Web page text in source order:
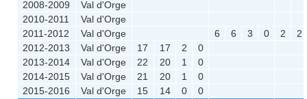
2008-2009
Val d'Orge
2010-2011
Val d'Orge
2011-2012
Val d'Orge 6 6 3 0 2
2
2012-2013
Val d'Orge 17 17 2
0
2013-2014
Val d'Orge 22 20 1
0
2014-2015
Val d'Orge 21 20 1
0
2015-2016
Val d'Orge 15 14 0
0